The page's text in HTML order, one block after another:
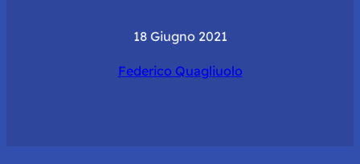
18 Giugno 2021
Federico Quagliuolo